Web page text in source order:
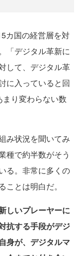
カ国の経営層を対
「デジタル革新に
して、デジタル革
に入っていると回
り変わらない数
み状況を聞いてみ
種で約半数がそう
る。非常に多くの
とは明白だ。
しいプレーヤーに
抗する手段がデジ
身が、デジタルマ